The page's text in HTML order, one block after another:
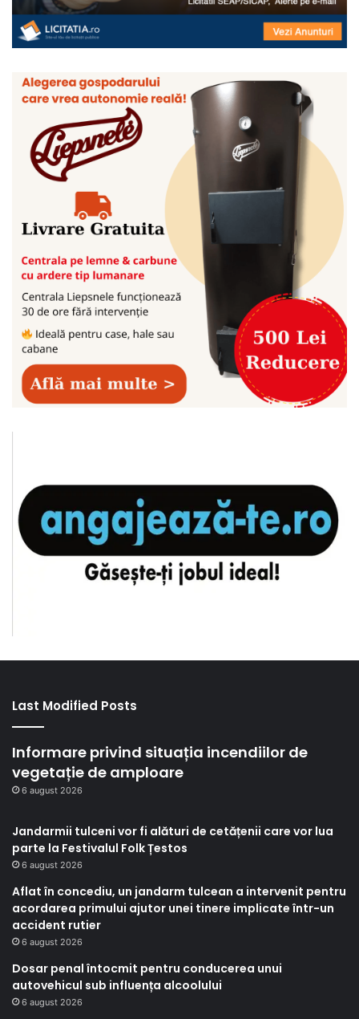
Last Modified Posts
Informare privind situația incendiilor de
vegetație de amploare
6 august 2026
Jandarmii tulceni vor fi alături de cetățenii care vor lua
parte la Festivalul Folk Țestos
6 august 2026
Aflat în concediu, un jandarm tulcean a intervenit pentru
acordarea primului ajutor unei tinere implicate într-un
accident rutier
6 august 2026
Dosar penal întocmit pentru conducerea unui
autovehicul sub influența alcoolului
6 august 2026